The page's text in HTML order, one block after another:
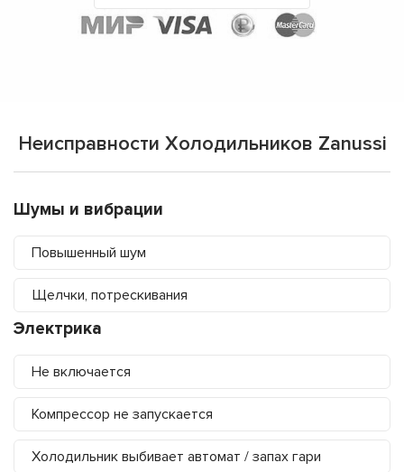
Неисправности Холодильников Zanussi
Шумы и вибрации
Повышенный шум
Щелчки, потрескивания
Электрика
Не включается
Компрессор не запускается
Холодильник выбивает автомат / запах гари